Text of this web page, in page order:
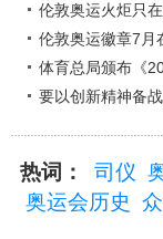
伦敦奥运火炬只
伦敦奥运徽章7月
体育总局颁布《
要以创新精神备
热词： 司仪
奥运会历史